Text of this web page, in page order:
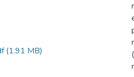
(1.91 MB)